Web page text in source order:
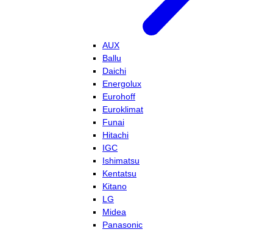
AUX
Ballu
Daichi
Energolux
Eurohoff
Euroklimat
Funai
Hitachi
IGC
Ishimatsu
Kentatsu
Kitano
LG
Midea
Panasonic